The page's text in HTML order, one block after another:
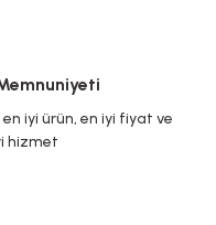
iyi ürün, en iyi fiyat ve
hizmet